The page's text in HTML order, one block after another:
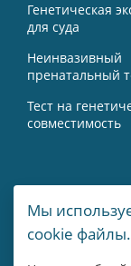
Генетическая
для суда
Неинвазивный
пренатальный
Тест на
совместимость
Контакты
г. Москва,
Мы
cookie файлы.